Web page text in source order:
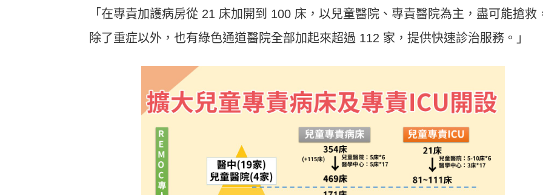
「在專責加護病房從 21 床加開到 100 床，以兒童醫院、專責醫院為主，盡可能搶救
除了重症以外，也有綠色通道醫院全部加起來超過 112 家，提供快速診治服務。」